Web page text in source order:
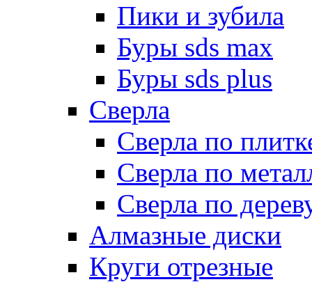
Пики и зубила
Буры sds max
Буры sds plus
Сверла
Сверла по
Сверла по
Сверла по
Алмазные диски
Круги отрезные